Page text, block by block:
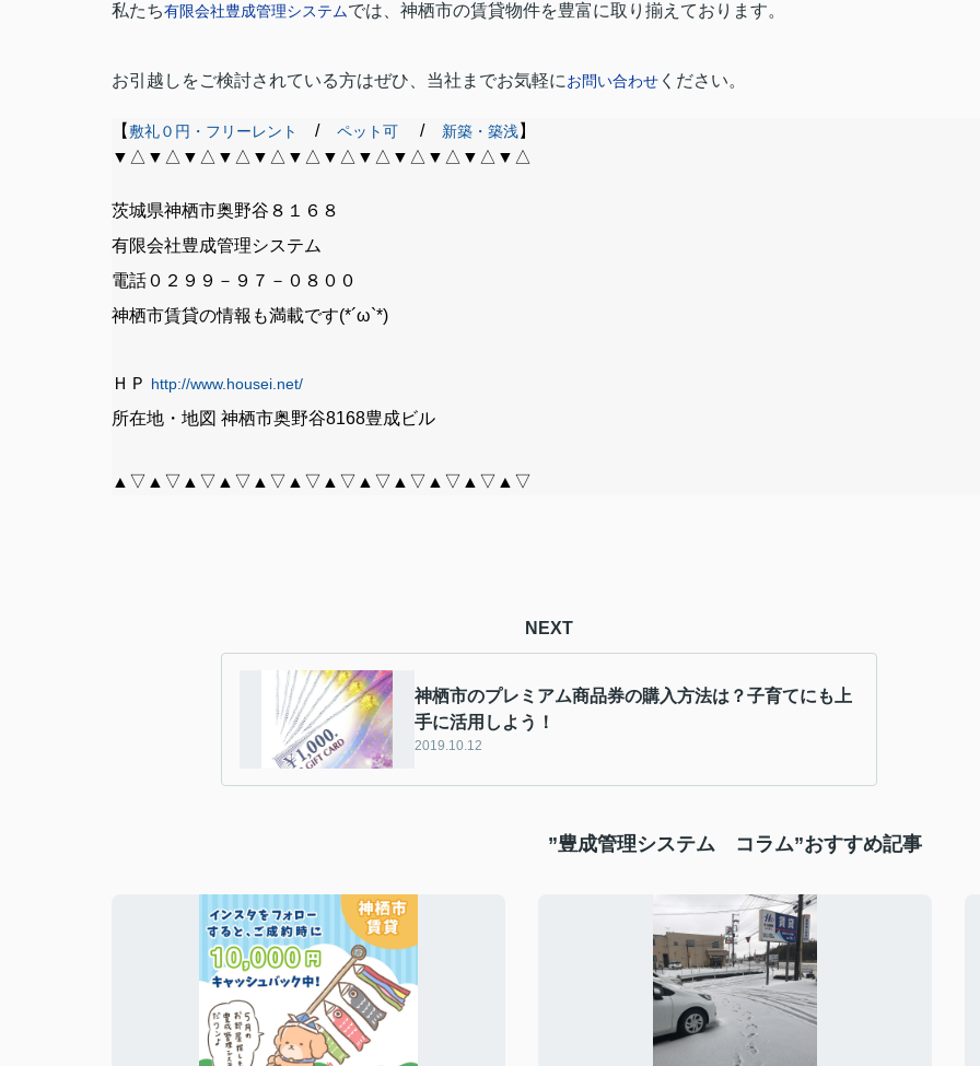
私たち有限会社豊成管理システムでは、神栖市の賃貸物件を豊富に取り揃えております。
お引越しをご検討されている方はぜひ、当社までお気軽にお問い合わせ ください。
【敷礼０円・フリーレント / ペット可 / 新築・築浅】
▼△▼△▼△▼△▼△▼△▼△▼△▼△▼△▼△▼△
茨城県神栖市奥野谷８１６８
有限会社豊成管理システム
電話０２９９－９７－０８００
神栖市賃貸の情報も満載です(*´ω`*)
ＨＰ http://www.housei.net/
所在地・地図 神栖市奥野谷8168豊成ビル
▲▽▲▽▲▽▲▽▲▽▲▽▲▽▲▽▲▽▲▽▲▽▲▽
NEXT
神栖市のプレミアム商品券の購入方法は？子育てにも上
手に活用しよう！
2019.10.12
”豊成管理システム コラム”おすすめ記事